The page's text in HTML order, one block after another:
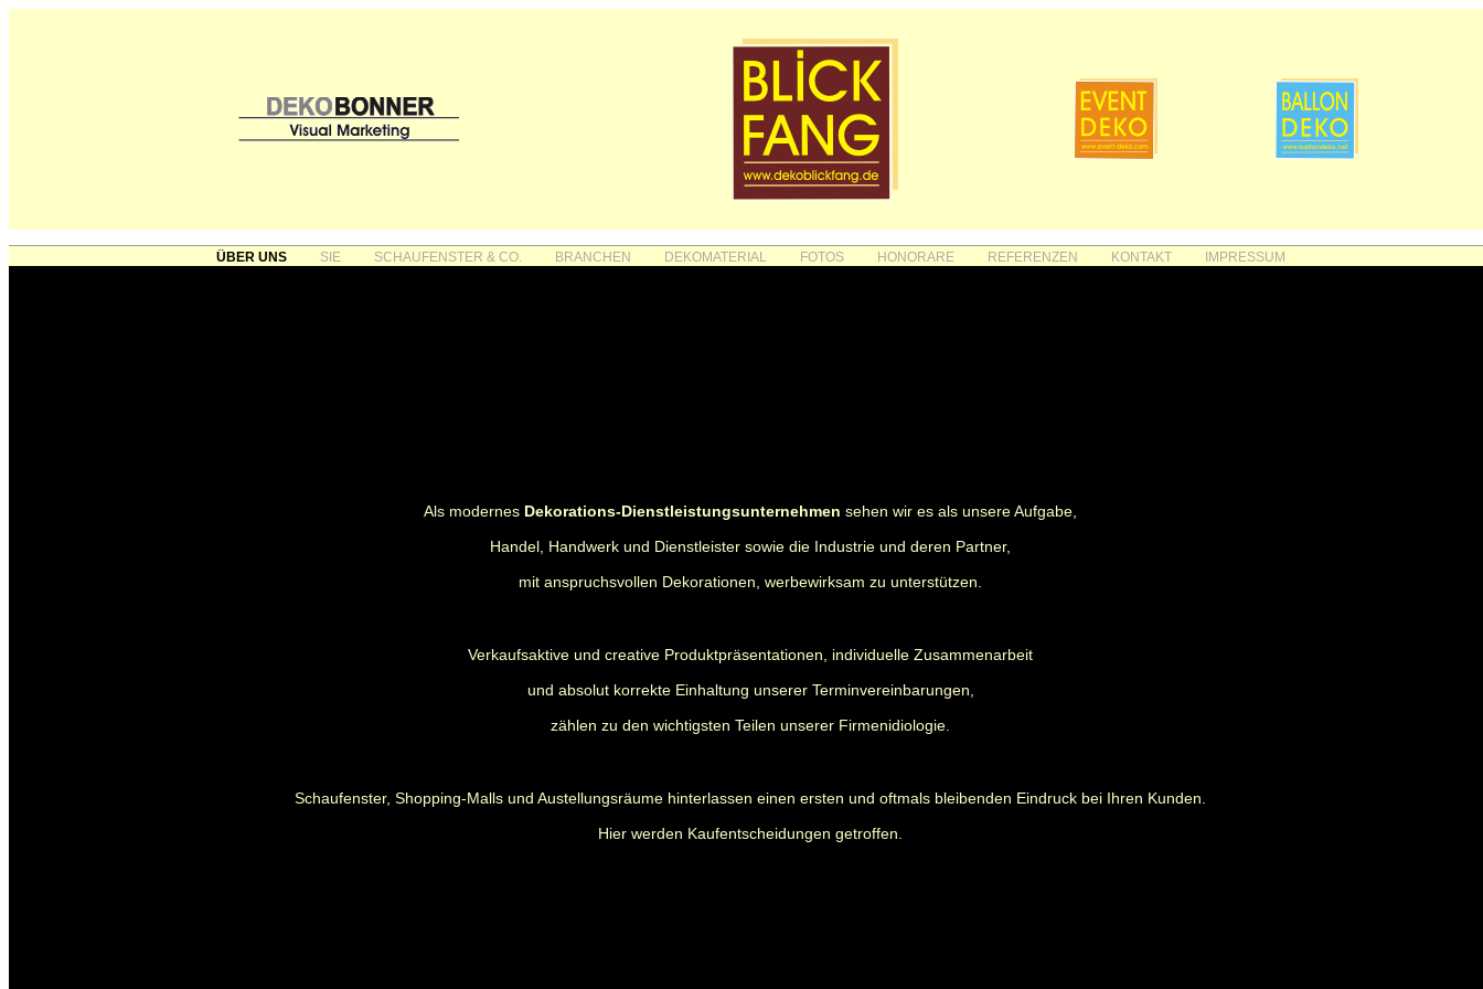
ÜBER UNS SIE SCHAUFENSTER & CO. BRANCHEN DEKOMATERIAL FOTOS HONORARE REFERENZEN KONTAKT IMPRESSUM
Als modernes Dekorations-Dienstleistungsunternehmen sehen wir es als unsere Aufgabe,
Handel, Handwerk und Dienstleister sowie die Industrie und deren Partner,
mit anspruchsvollen Dekorationen, werbewirksam zu unterstützen.
Verkaufsaktive und creative Produktpräsentationen, individuelle Zusammenarbeit
und absolut korrekte Einhaltung unserer Terminvereinbarungen,
zählen zu den wichtigsten Teilen unserer Firmenidiologie.
Schaufenster, Shopping-Malls und Austellungsräume hinterlassen einen ersten und oftmals bleibenden Eindruck bei Ihren Kunden.
Hier werden Kaufentscheidungen getroffen.